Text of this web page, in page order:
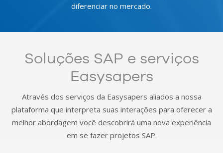
diferenciar no mercado.
Soluções SAP e serviços
Easysapers
Através dos serviços da Easysapers aliados a nossa
plataforma que interpreta suas interações para oferecer a
melhor abordagem você descobrirá uma nova experiência
em se fazer projetos SAP.